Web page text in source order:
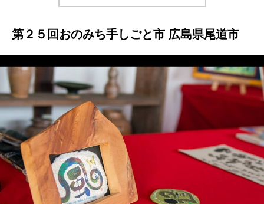
第２５回おのみち手しごと市 広島県尾道市